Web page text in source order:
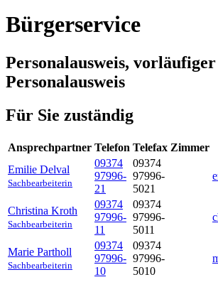
Bürgerservice
Personalausweis, vorläufiger
Personalausweis
Für Sie zuständig
Ansprechpartner Telefon Telefax Zimmer
Emilie Delval
Sachbearbeiterin
09374
97996-
21
09374
97996-
5021
Christina Kroth
Sachbearbeiterin
09374
97996-
11
09374
97996-
5011
Marie Partholl
Sachbearbeiterin
09374
97996-
10
09374
97996-
5010